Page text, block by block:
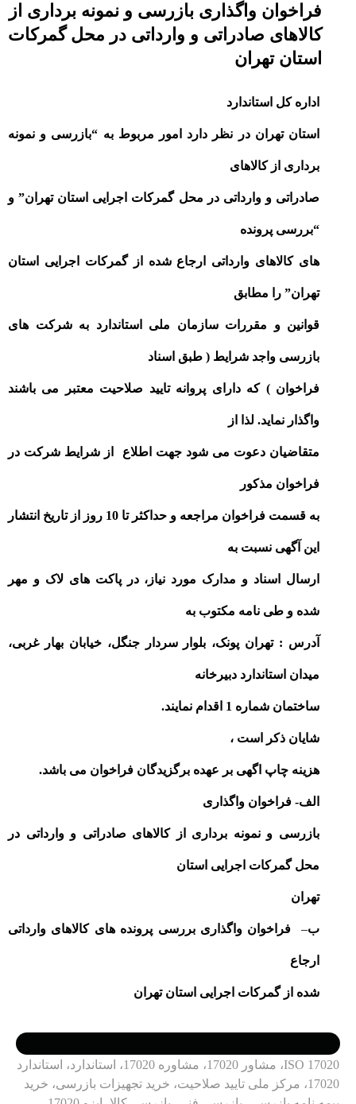
فراخوان واگذاری بازرسی و نمونه برداری از
کالاهای صادراتی و وارداتی در محل گمرکات
استان تهران
اداره کل استاندارد
استان تهران در نظر دارد امور مربوط به “بازرسی و نمونه
برداری از کالاهای
صادراتی و وارداتی در محل گمرکات اجرایی استان تهران” و
“بررسی پرونده
های کالاهای وارداتی ارجاع شده از گمرکات اجرایی استان
تهران” را مطابق
قوانین و مقررات سازمان ملی استاندارد به شرکت های
بازرسی واجد شرایط ( طبق اسناد
فراخوان ) که دارای پروانه تایید صلاحیت معتبر می باشند
واگذار نماید. لذا از
متقاضیان دعوت می شود جهت اطلاع از شرایط شرکت در
فراخوان مذکور
به قسمت فراخوان مراجعه و حداکثر تا 10 روز از تاریخ انتشار
این آگهی نسبت به
ارسال اسناد و مدارک مورد نیاز، در پاکت های لاک و مهر
شده و طی نامه مکتوب به
آدرس : تهران پونک، بلوار سردار جنگل، خیابان بهار غربی،
میدان استاندارد دبیرخانه
ساختمان شماره 1 اقدام نمایند .
شایان ذکر است ،
هزینه چاپ اگهی بر عهده برگزیدگان فراخوان می باشد.
الف- فراخوان واگذاری
بازرسی و نمونه برداری از کالاهای صادراتی و وارداتی در
محل گمرکات اجرایی استان
تهران
ب– فراخوان واگذاری بررسی پرونده های کالاهای وارداتی
ارجاع
شده از گمرکات اجرایی استان تهران
ISO 17020، مشاور 17020، مشاوره 17020، استاندارد، استاندارد
17020، مرکز ملی تایید صلاحیت، خرید تجهیزات بازرسی، خرید